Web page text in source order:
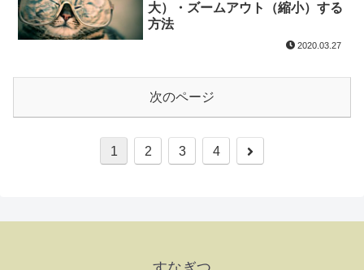
大）・ズームアウト（縮小）する
方法
2020.03.27
次のページ
1 2 3 4